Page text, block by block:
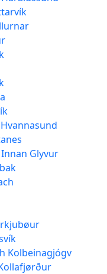
Glyvur
Kolbeinagjógv